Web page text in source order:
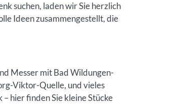
suchen, laden wir Sie herzlich
Ideen zusammengestellt, die
Messer mit Bad Wildungen-
Viktor-Quelle, und vieles
hier finden Sie kleine Stücke